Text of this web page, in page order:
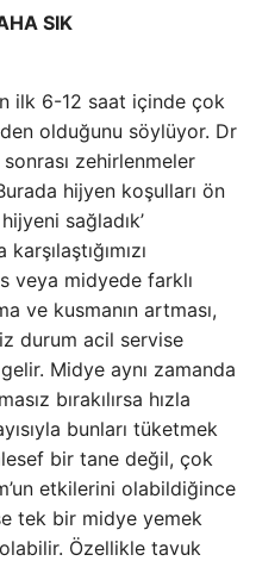
SIK
ilk 6-12 saat içinde çok
olduğunu söylüyor. Dr
zehirlenmeler
hijyen koşulları ön
sağladık’
veya midyede farklı
ve kusmanın artması,
durum acil servise
Midye aynı zamanda
bırakılırsa hızla
bunları tüketmek
bir tane değil, çok
etkilerini olabildiğince
tek bir midye yemek
Özellikle tavuk